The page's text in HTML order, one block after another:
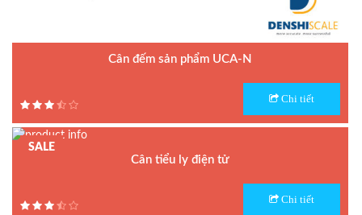
Cân đếm sản phẩm UCA-N
Hãng sản xuất : UTE - Taiwan
Bảo hành: 1.5 năm
Chi tiết
SALE
Cân tiểu ly điện tử
Hãng sản xuất : Jadever
Chi tiết